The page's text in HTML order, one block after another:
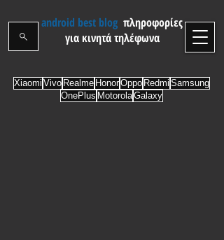
android best blog πληροφορίες
για κινητά τηλέφωνα
Xiaomi Vivo Realme HonorOppo Redmi Samsung
OnePlus MotorolaGalaxy